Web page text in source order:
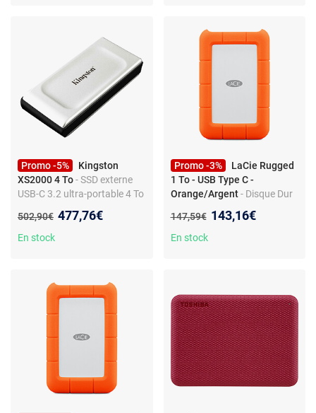
Promo -5%
Kingston
XS2000 4 To- SSD externe
USB-C 3.2 ultra-portable 4 To
Ancien prix :
502,90€ Nouveau prix :
477,76€
En stock
Promo -3%
LaCie Rugged
1 To - USB Type C -
Orange/Argent - Disque Dur
Ancien prix :
147,59€ Nouveau prix :
143,16€
En stock